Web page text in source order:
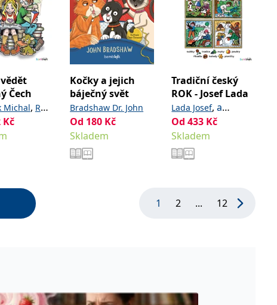
Čech
Michal, Ráž
Kč
Kočky a jejich
báječný svět
Bradshaw Dr. John
Od 180 Kč
Skladem
Tradiční český
ROK - Josef Lada
Lada Josef,a
kolektiv
Od433 Kč
Skladem
1 2 ... 12